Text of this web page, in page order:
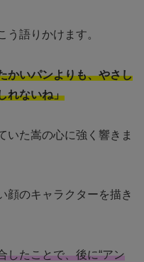
語りかけます。
かいパンよりも、やさし
れないね」
いた嵩の心に強く響きま
顔のキャラクターを描き
したことで、後に“アン